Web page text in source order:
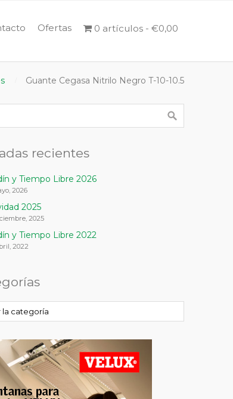
Ofertas 0 artículos €0,00
Guante Cegasa Nitrilo Negro T-10-10.5
recientes
y Tiempo Libre 2026
2026
2025
2025
y Tiempo Libre 2022
2022